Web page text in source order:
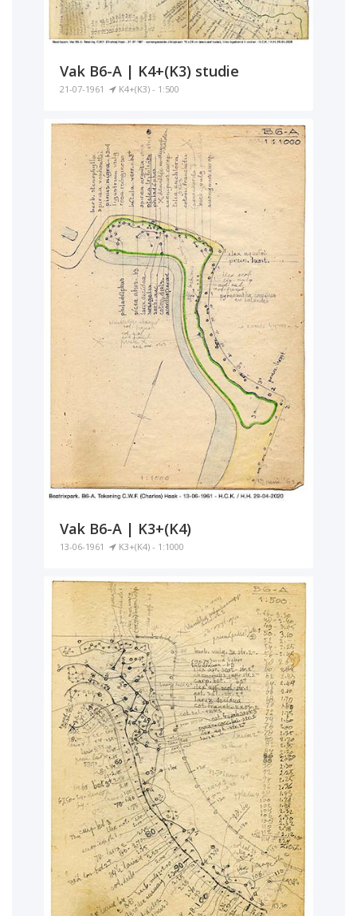
Vak B6-A | K4+(K3) studie
21-07-1961 K4+(K3) - 1:500
Vak B6-A | K3+(K4)
13-06-1961 K3+(K4) - 1:1000